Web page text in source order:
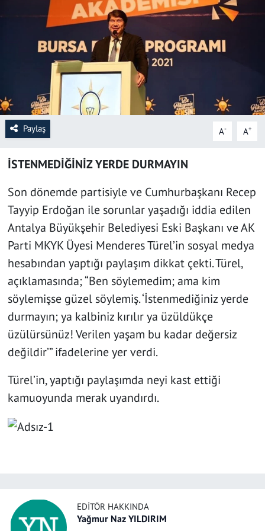
Paylaş A- A+
İSTENMEDİĞİNİZ YERDE DURMAYIN
Son dönemde partisiyle ve Cumhurbaşkanı Recep
Tayyip Erdoğan ile sorunlar yaşadığı iddia edilen
Antalya Büyükşehir Belediyesi Eski Başkanı ve AK
Parti MKYK Üyesi Menderes Türel’in sosyal medya
hesabından yaptığı paylaşım dikkat çekti. Türel,
açıklamasında; “Ben söylemedim; ama kim
söylemişse güzel söylemiş. ‘İstenmediğiniz yerde
durmayın; ya kalbiniz kırılır ya üzüldükçe
üzülürsünüz! Verilen yaşam bu kadar değersiz
değildir’” ifadelerine yer verdi.
Türel’in, yaptığı paylaşımda neyi kast ettiği
kamuoyunda merak uyandırdı.
EDITÖR HAKKINDA
Yağmur Naz YILDIRIM
SAĞLIK
YAŞAM
KÜLTÜR SANAT
EĞİTİM